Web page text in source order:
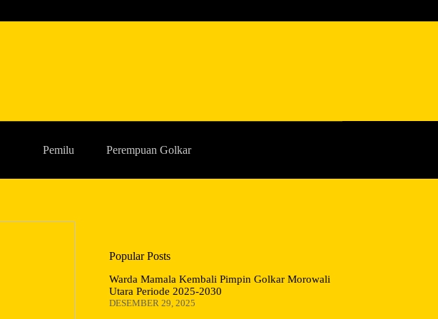
Pemilu Perempuan Golkar
Popular Posts
Warda Mamala Kembali Pimpin Golkar Morowali
Utara Periode 2025-2030
DESEMBER 29, 2025